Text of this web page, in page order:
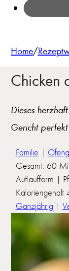
Home/
Chicken
Dieses
Gericht
Familie |
Gesamt: 60
Auflaufform |
Ganzjährig |